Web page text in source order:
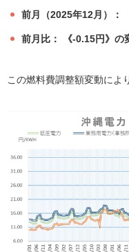
前月（2025年12月）：
前月比： 《-0.15円》の
この燃料費調整額変動によ